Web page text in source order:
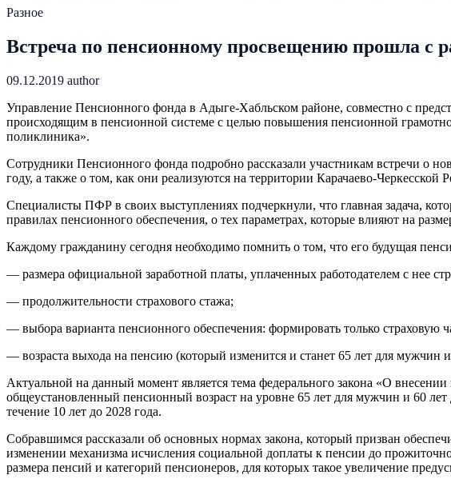
Разное
Встреча по пенсионному просвещению прошла с
09.12.2019 author
Управление Пенсионного фонда в Адыге-Хабльском районе, совместно с
происходящим в пенсионной системе с целью повышения пенсионной
поликлиника».
Сотрудники Пенсионного фонда подробно рассказали участникам встречи о
году, а также о том, как они реализуются на территории Карачаево-Черкесской
Специалисты ПФР в своих выступлениях подчеркнули, что главная задача,
правилах пенсионного обеспечения, о тех параметрах, которые влияют на
Каждому гражданину сегодня необходимо помнить о том, что его будущая
— размера официальной заработной платы, уплаченных работодателем с нее
— продолжительности страхового стажа;
— выбора варианта пенсионного обеспечения: формировать только страховую
— возраста выхода на пенсию (который изменится и станет 65 лет для мужчин
Актуальной на данный момент является тема федерального закона «О
общеустановленный пенсионный возраст на уровне 65 лет для мужчин и 60
течение 10 лет до 2028 года.
Собравшимся рассказали об основных нормах закона, который призван
изменении механизма исчисления социальной доплаты к пенсии до
размера пенсий и категорий пенсионеров, для которых такое увеличение